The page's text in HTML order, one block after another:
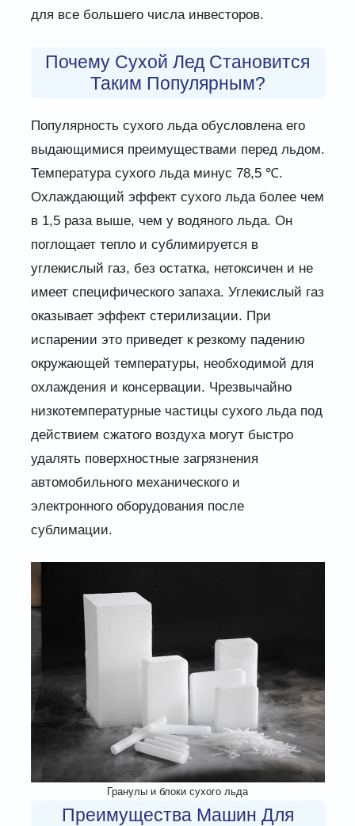
для все большего числа инвесторов.
Почему Сухой Лед Становится
Таким Популярным?
Популярность сухого льда обусловлена ​​его
выдающимися преимуществами перед льдом.
Температура сухого льда минус 78,5 ℃.
Охлаждающий эффект сухого льда более чем
в 1,5 раза выше, чем у водяного льда. Он
поглощает тепло и сублимируется в
углекислый газ, без остатка, нетоксичен и не
имеет специфического запаха. Углекислый газ
оказывает эффект стерилизации. При
испарении это приведет к резкому падению
окружающей температуры, необходимой для
охлаждения и консервации. Чрезвычайно
низкотемпературные частицы сухого льда под
действием сжатого воздуха могут быстро
удалять поверхностные загрязнения
автомобильного механического и
электронного оборудования после
сублимации.
Гранулы и блоки сухого льда
Преимущества Машин Для